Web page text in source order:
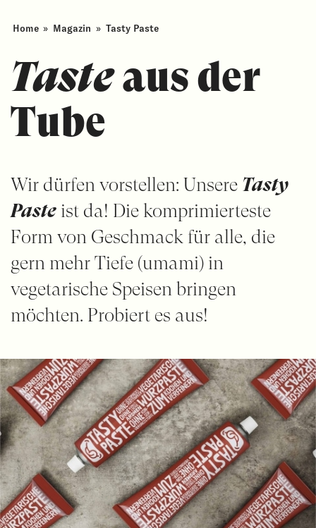
Home » Magazin » Tasty Paste
Tasteaus der
Tube
Wir dürfen vorstellen: Unsere Tasty
Pasteist da! Die komprimierteste
Form von Geschmack für alle, die
gern mehr Tiefe (umami) in
vegetarische Speisen bringen
möchten. Probiert es aus!